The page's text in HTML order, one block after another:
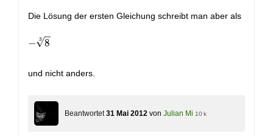
Die Lösung der ersten Gleichung schreibt man aber als
- \sqrt [ 3 ] { 8 }
− 3 8
und nicht anders.
Beantwortet 31 Mai 2012 von Julian Mi 10 k